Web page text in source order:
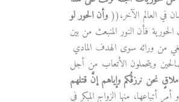
في العالم الآخر،(( وأن الحور لو
فأن النور المنبعث من بين
من ورائه سوى الهدف المادي
ويتحملون الأتعاب من أجل
نحن نرزقُكم وإياهم إنَّ قتلهم
أتباعها، منها الزواج المبكر في